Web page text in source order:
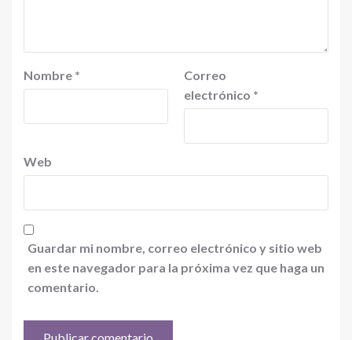
Nombre *
Correo
electrónico *
Web
Guardar mi nombre, correo electrónico y sitio web
en este navegador para la próxima vez que haga un
comentario.